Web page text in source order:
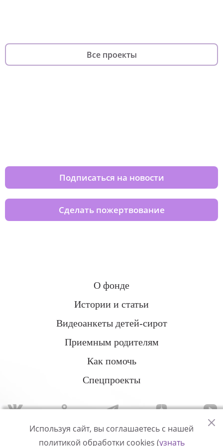
Все проекты
Подписаться на новости
Сделать пожертвование
О фонде
Истории и статьи
Видеоанкеты детей-сирот
Приемным родителям
Как помочь
Спецпроекты
Используя сайт, вы соглашаетесь с нашей
политикой обработки cookies (узнать